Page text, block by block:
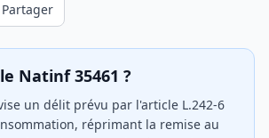
Partager
Natinf 35461 ?
un délit prévu par l'article L.242-6
réprimant la remise au